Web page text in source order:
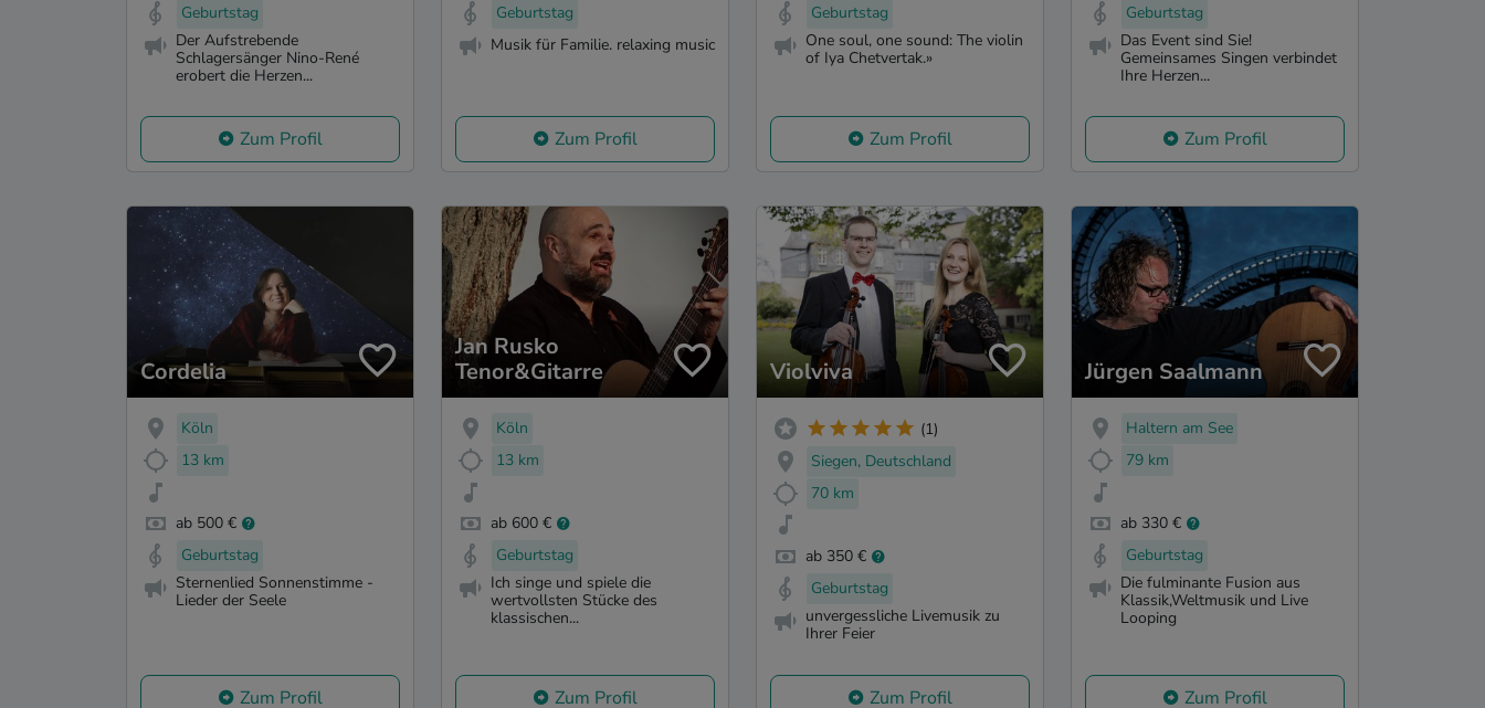
Geburtstag
Der Aufstrebende
Schlagersänger Nino-René
erobert die Herzen...
Zum Profil
Geburtstag
Musik für Familie. relaxing music
Zum Profil
Geburtstag
One soul, one sound: The violin
of Iya Chetvertak.»
Zum Profil
Geburtstag
Das Event sind Sie!
Gemeinsames Singen verbindet
Ihre Herzen...
Zum Profil
Cordelia
Köln
13 km
ab 500 €
Geburtstag
Sternenlied Sonnenstimme -
Lieder der Seele
Zum Profil
Jan Rusko
Tenor&Gitarre
Köln
13 km
ab 600 €
Geburtstag
Ich singe und spiele die
wertvollsten Stücke des
klassischen...
Zum Profil
Violviva
(1)
Siegen, Deutschland
70 km
ab 350 €
Geburtstag
unvergessliche Livemusik zu
Ihrer Feier
Zum Profil
Jürgen Saalmann
Haltern am See
79 km
ab 330 €
Geburtstag
Die fulminante Fusion aus
Klassik,Weltmusik und Live
Looping
Zum Profil